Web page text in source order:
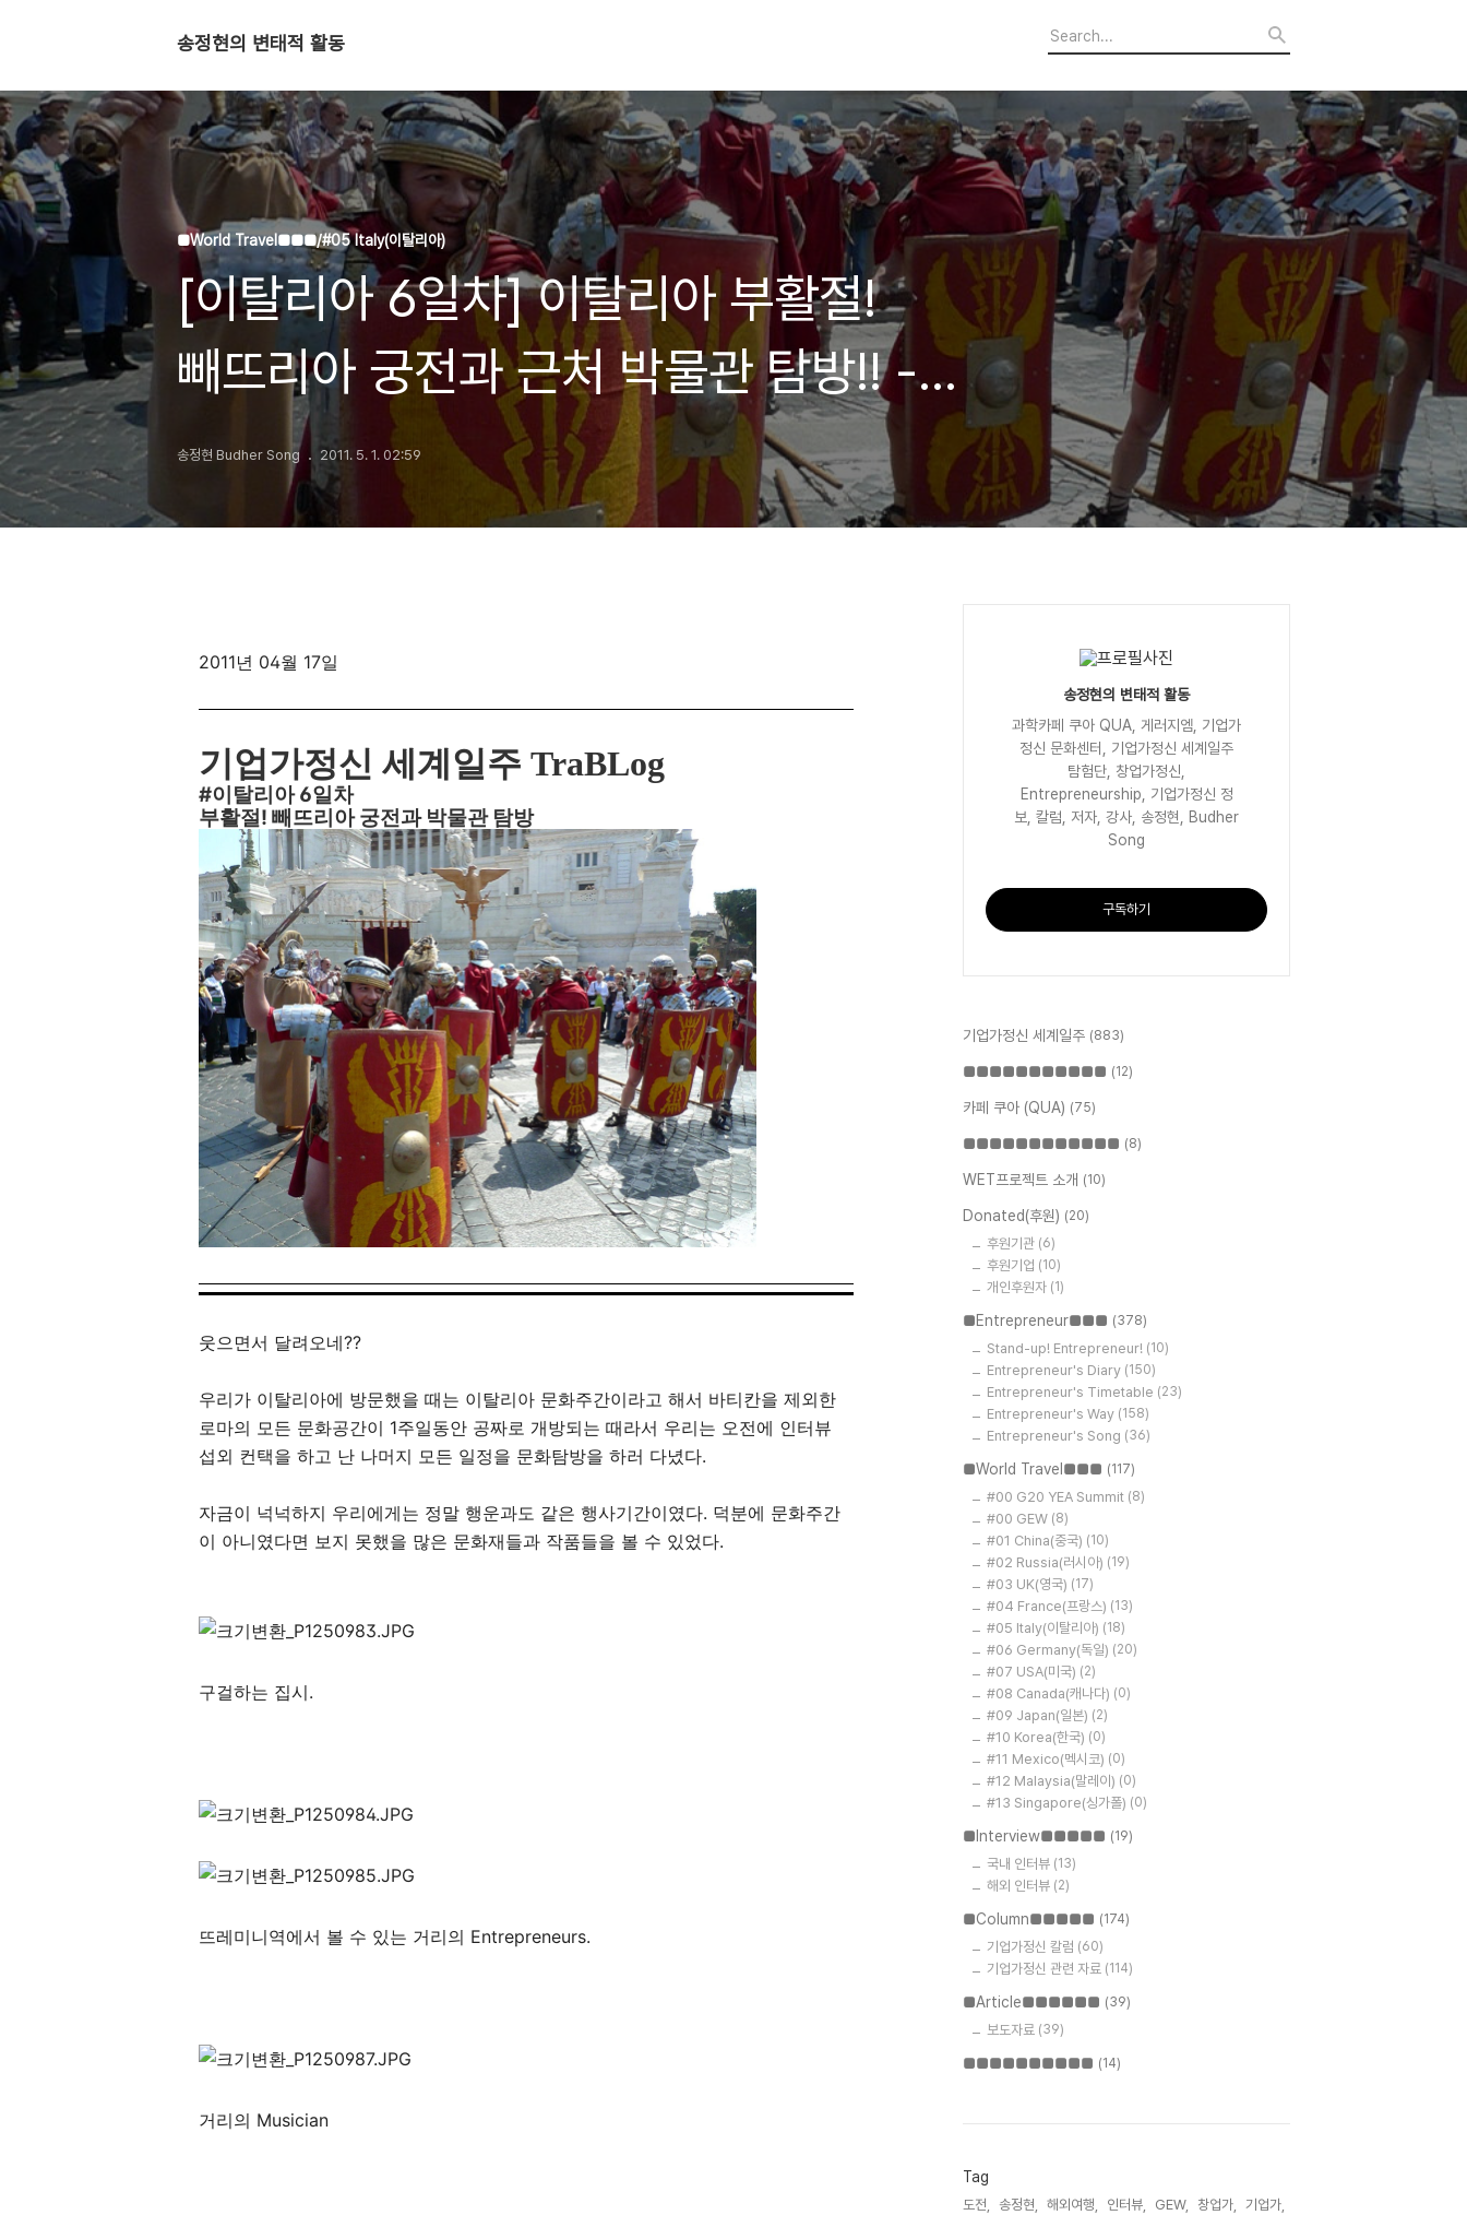
송정현의 변태적 활동
■World Travel■■■/#05 Italy(이탈리아)
[이탈리아 6일차] 이탈리아 부활절!
빼뜨리아 궁전과 근처 박물관 탐방!! -
기업가정신 세계일주
송정현 Budher Song 2011. 5. 1. 02:59
2011년 04월 17일
기업가정신 세계일주 TraBLog
#이탈리아 6일차
부활절! 빼뜨리아 궁전과 박물관 탐방
웃으면서 달려오네??
우리가 이탈리아에 방문했을 때는 이탈리아 문화주간이라고 해서 바티칸을 제외한
로마의 모든 문화공간이 1주일동안 공짜로 개방되는 때라서 우리는 오전에 인터뷰
섭외 컨택을 하고 난 나머지 모든 일정을 문화탐방을 하러 다녔다.
자금이 넉넉하지 우리에게는 정말 행운과도 같은 행사기간이였다. 덕분에 문화주간
이 아니였다면 보지 못했을 많은 문화재들과 작품들을 볼 수 있었다.
구걸하는 집시.
뜨레미니역에서 볼 수 있는 거리의 Entrepreneurs.
거리의 Musician
송정현의 변태적 활동
과학카페 쿠아 QUA, 게러지엠, 기업가
정신 문화센터, 기업가정신 세계일주
탐험단, 창업가정신,
Entrepreneurship, 기업가정신 정
보, 칼럼, 저자, 강사, 송정현, Budher
Song
구독하기
기업가정신 세계일주 (883)
■■■■■■■■■■■ (12)
카페 쿠아 (QUA) (75)
■■■■■■■■■■■■ (8)
WET프로젝트 소개 (10)
Donated(후원) (20)
후원기관 (6)
후원기업 (10)
개인후원자 (1)
■Entrepreneur■■■ (378)
Stand-up! Entrepreneur! (10)
Entrepreneur's Diary (150)
Entrepreneur's Timetable (23)
Entrepreneur's Way (158)
Entrepreneur's Song (36)
■World Travel■■■ (117)
#00 G20 YEA Summit (8)
#00 GEW (8)
#01 China(중국) (10)
#02 Russia(러시아) (19)
#03 UK(영국) (17)
#04 France(프랑스) (13)
#05 Italy(이탈리아) (18)
#06 Germany(독일) (20)
#07 USA(미국) (2)
#08 Canada(캐나다) (0)
#09 Japan(일본) (2)
#10 Korea(한국) (0)
#11 Mexico(멕시코) (0)
#12 Malaysia(말레이) (0)
#13 Singapore(싱가폴) (0)
■Interview■■■■■ (19)
국내 인터뷰 (13)
해외 인터뷰 (2)
■Column■■■■■ (174)
기업가정신 칼럼 (60)
기업가정신 관련 자료 (114)
■Article■■■■■■ (39)
보도자료 (39)
■■■■■■■■■■ (14)
Tag
도전, 송정현, 해외여행, 인터뷰, GEW, 창업가,
기업가,